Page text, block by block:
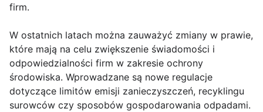
firm.
W ostatnich latach można zauważyć zmiany w prawie,
które mają na celu zwiększenie świadomości i
odpowiedzialności firm w zakresie ochrony
środowiska. Wprowadzane są nowe regulacje
dotyczące limitów emisji zanieczyszczeń, recyklingu
surowców czy sposobów gospodarowania odpadami.